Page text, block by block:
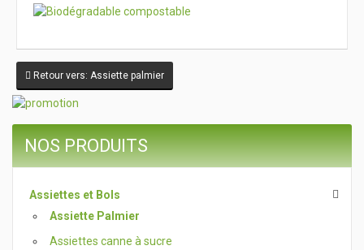
Retour vers: Assiette palmier
NOS PRODUITS
Assiettes et Bols
Assiette Palmier
Assiettes canne à sucre